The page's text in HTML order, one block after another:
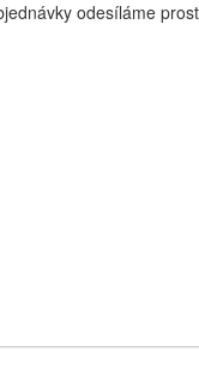
dovezeme až k
odesíláme